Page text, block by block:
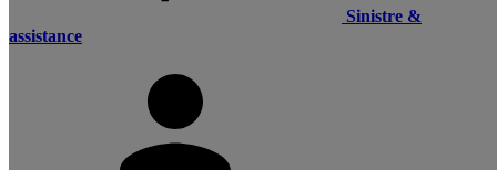
Sinistre &
assistance